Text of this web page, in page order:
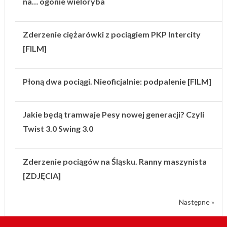
Zderzenie ciężarówki z pociągiem PKP Intercity
[FILM]
Płoną dwa pociągi. Nieoficjalnie: podpalenie [FILM]
Jakie będą tramwaje Pesy nowej generacji? Czyli
Twist 3.0 Swing 3.0
Zderzenie pociągów na Śląsku. Ranny maszynista
[ZDJĘCIA]
Następne »